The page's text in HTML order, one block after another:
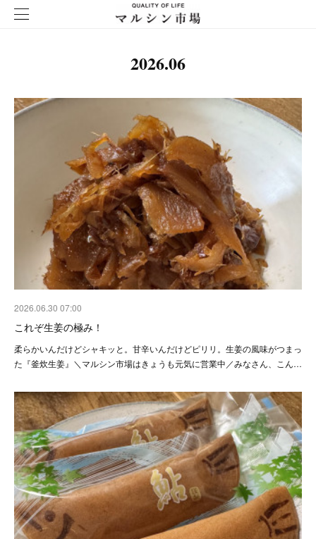
2026.06
2026.06.30 07:00
これぞ生姜の極み！
柔らかいんだけどシャキッと。甘辛いんだけどピリリ。生姜の風味がつまっ
た『釜炊生姜』＼マルシン市場はきょうも元気に営業中／みなさん、こん…